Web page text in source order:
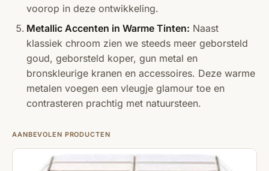
voorop in deze ontwikkeling.
Metallic Accenten in Warme Tinten: Naast
klassiek chroom zien we steeds meer geborsteld
goud, geborsteld koper, gun metal en
bronskleurige kranen en accessoires. Deze warme
metalen voegen een vleugje glamour toe en
contrasteren prachtig met natuursteen.
AANBEVOLEN PRODUCTEN